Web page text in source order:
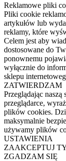
Reklamowe pliki
Pliki cookie
artykułów lub
reklamy, które
Celem jest aby
dostosowane do
ponownemu
wyłącznie do
sklepu
ZATWIERDZAM
Przeglądając
przeglądarce,
plików cookies.
maksymalnie
używamy plików
USTAWIENIA
ZAAKCEPTUJ
ZGADZAM SIĘ